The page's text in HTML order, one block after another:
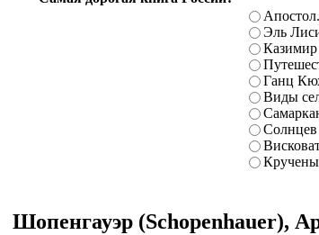
Эль
Казимир
Ганц
Виды
Солнцев
Шопенгауэр (Schopenhauer),